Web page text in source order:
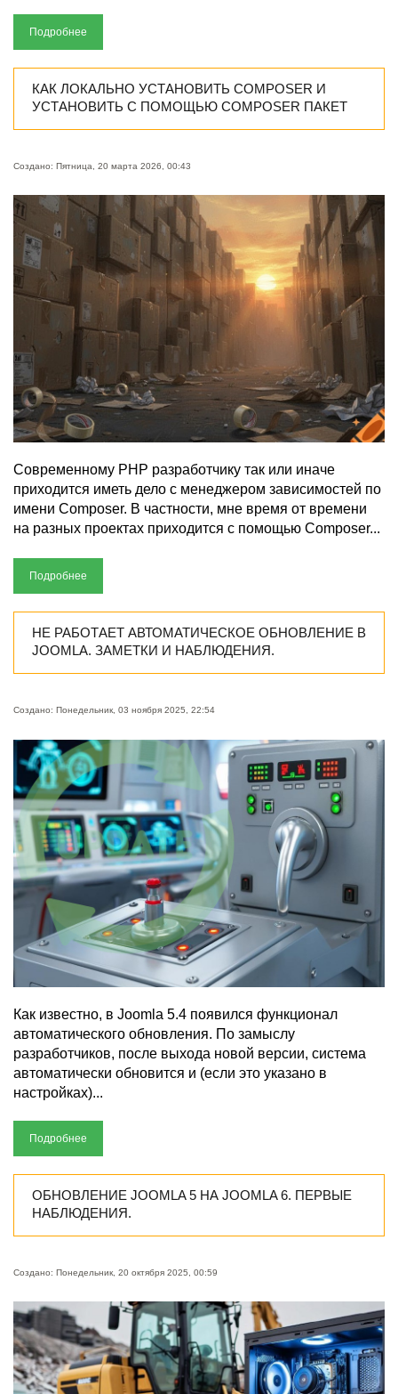
Подробнее
КАК ЛОКАЛЬНО УСТАНОВИТЬ COMPOSER И
УСТАНОВИТЬ С ПОМОЩЬЮ COMPOSER ПАКЕТ
Создано: Пятница, 20 марта 2026, 00:43
Современному PHP разработчику так или иначе
приходится иметь дело с менеджером зависимостей по
имени Composer. В частности, мне время от времени
на разных проектах приходится с помощью Composer...
Подробнее
НЕ РАБОТАЕТ АВТОМАТИЧЕСКОЕ ОБНОВЛЕНИЕ В
JOOMLA. ЗАМЕТКИ И НАБЛЮДЕНИЯ.
Создано: Понедельник, 03 ноября 2025, 22:54
Как известно, в Joomla 5.4 появился функционал
автоматического обновления. По замыслу
разработчиков, после выхода новой версии, система
автоматически обновится и (если это указано в
настройках)...
Подробнее
ОБНОВЛЕНИЕ JOOMLA 5 НА JOOMLA 6. ПЕРВЫЕ
НАБЛЮДЕНИЯ.
Создано: Понедельник, 20 октября 2025, 00:59